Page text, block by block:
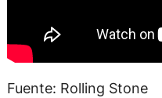
Fuente: Rolling Stone